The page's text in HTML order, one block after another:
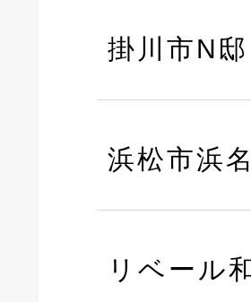
掛川市N邸
浜松市浜
リベール